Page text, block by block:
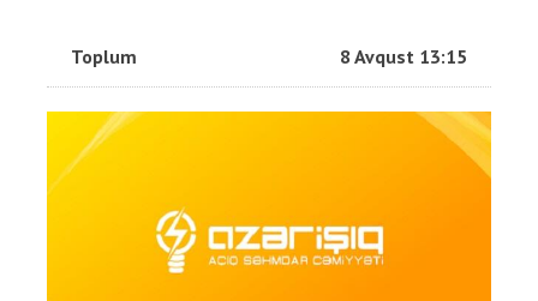
Toplum 8 Avqust 13:15